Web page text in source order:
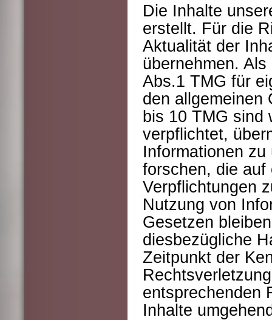
Die Inhalte
erstellt. Für die
Aktualität der
übernehmen.
Abs.1 TMG für
den allgemeinen
bis 10 TMG sind
verpflichtet,
Informationen
forschen, die
Verpflichtungen
Nutzung von
Gesetzen
diesbezügliche
Zeitpunkt der
entsprechenden
Inhalte